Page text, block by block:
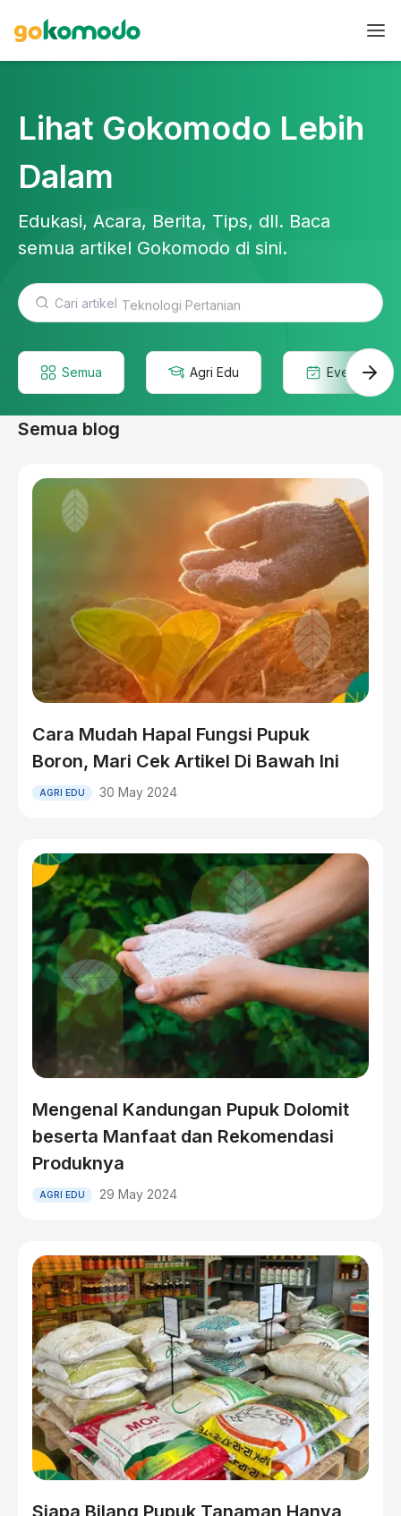
Lihat Gokomodo Lebih
Dalam
Edukasi, Acara, Berita, Tips, dll. Baca
semua artikel Gokomodo di sini.
Teknologi Pertanian
Semua Agri Edu Event
Semua blog
Cara Mudah Hapal Fungsi Pupuk
Boron, Mari Cek Artikel Di Bawah Ini
AGRI EDU 30 May 2024
Mengenal Kandungan Pupuk Dolomit
beserta Manfaat dan Rekomendasi
Produknya
AGRI EDU 29 May 2024
Siapa Bilang Pupuk Tanaman Hanya